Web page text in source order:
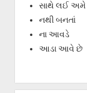
સાથે લઈ અમે
નથી બનતાં
ના આવડે
આડા આવે છે